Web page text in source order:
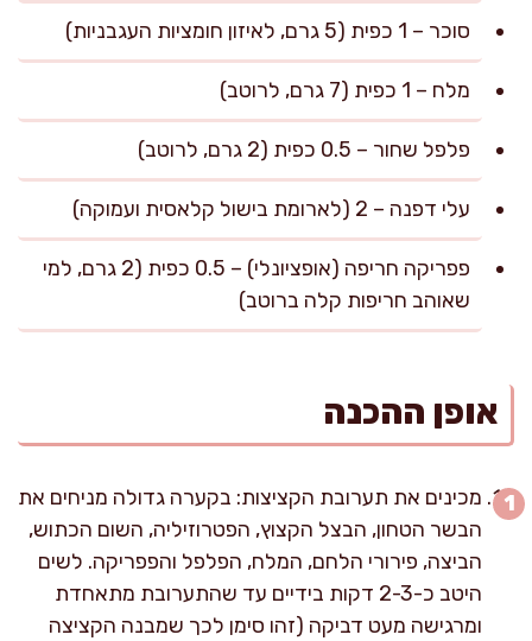
סוכר – 1 כפית (5 גרם, לאיזון חומציות העגבניות)
מלח – 1 כפית (7 גרם, לרוטב)
פלפל שחור – 0.5 כפית (2 גרם, לרוטב)
עלי דפנה – 2 (לארומת בישול קלאסית ועמוקה)
פפריקה חריפה (אופציונלי) – 0.5 כפית (2 גרם, למי
שאוהב חריפות קלה ברוטב)
אופן ההכנה
מכינים את תערובת הקציצות: בקערה גדולה מניחים את
הבשר הטחון, הבצל הקצוץ, הפטרוזיליה, השום הכתוש,
הביצה, פירורי הלחם, המלח, הפלפל והפפריקה. לשים
היטב כ-2-3 דקות בידיים עד שהתערובת מתאחדת
ומרגישה מעט דביקה (זהו סימן לכך שמבנה הקציצה